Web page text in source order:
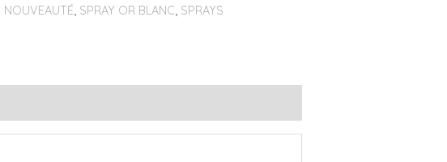
NOUVEAUTÉ, SPRAY OR BLANC, SPRAYS